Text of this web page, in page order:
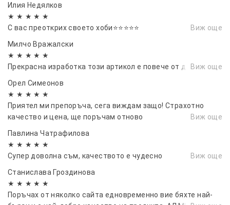
Илия Недялков
★ ★ ★ ★ ★
С вас преоткрих своето хоби⭐⭐⭐⭐⭐
Виж още
Милчо Вражалски
★ ★ ★ ★ ★
Прекрасна изработка този артикол е повече от добър.Виж още
Орел Симеонов
★ ★ ★ ★ ★
Приятел ми препоръча, сега виждам защо! Страхотно
качество и цена, ще поръчам отново
Виж още
Павлина Чатрафилова
★ ★ ★ ★ ★
Супер доволна съм, качеството е чудесно
Виж още
Станислава Гроздинова
★ ★ ★ ★ ★
Поръчах от няколко сайта едновременно вие бяхте най-